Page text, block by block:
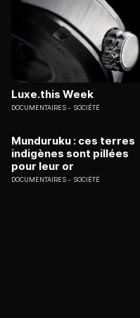
Luxe.this Week
DOCUMENTAIRES SOCIÉTÉ
Munduruku : ces terres
indigènes sont pillées
pour leur or
DOCUMENTAIRES SOCIÉTÉ